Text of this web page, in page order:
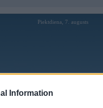
Information
Piektdiena, 7. augusts
Lietotāji